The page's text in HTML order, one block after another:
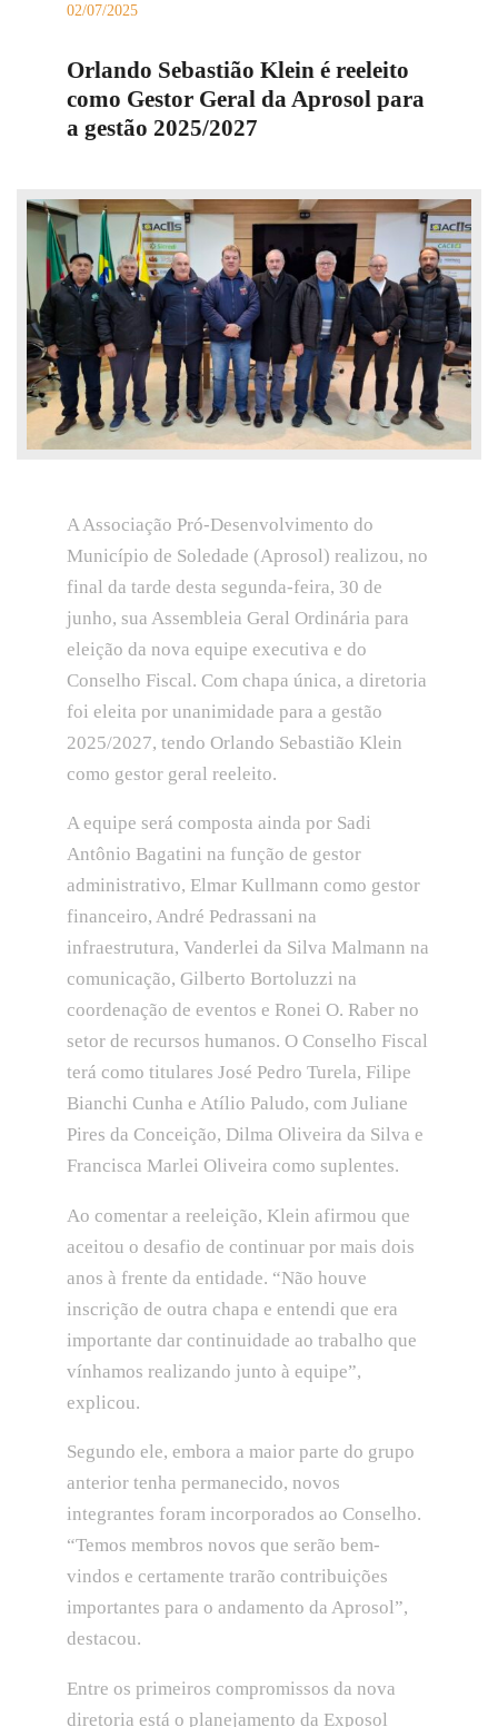
02/07/2025
Orlando Sebastião Klein é reeleito
como Gestor Geral da Aprosol para
a gestão 2025/2027
A Associação Pró-Desenvolvimento do
Município de Soledade (Aprosol) realizou, no
final da tarde desta segunda-feira, 30 de
junho, sua Assembleia Geral Ordinária para
eleição da nova equipe executiva e do
Conselho Fiscal. Com chapa única, a diretoria
foi eleita por unanimidade para a gestão
2025/2027, tendo Orlando Sebastião Klein
como gestor geral reeleito.
A equipe será composta ainda por Sadi
Antônio Bagatini na função de gestor
administrativo, Elmar Kullmann como gestor
financeiro, André Pedrassani na
infraestrutura, Vanderlei da Silva Malmann na
comunicação, Gilberto Bortoluzzi na
coordenação de eventos e Ronei O. Raber no
setor de recursos humanos. O Conselho Fiscal
terá como titulares José Pedro Turela, Filipe
Bianchi Cunha e Atílio Paludo, com Juliane
Pires da Conceição, Dilma Oliveira da Silva e
Francisca Marlei Oliveira como suplentes.
Ao comentar a reeleição, Klein afirmou que
aceitou o desafio de continuar por mais dois
anos à frente da entidade. “Não houve
inscrição de outra chapa e entendi que era
importante dar continuidade ao trabalho que
vínhamos realizando junto à equipe”,
explicou.
Segundo ele, embora a maior parte do grupo
anterior tenha permanecido, novos
integrantes foram incorporados ao Conselho.
“Temos membros novos que serão bem-
vindos e certamente trarão contribuições
importantes para o andamento da Aprosol”,
destacou.
Entre os primeiros compromissos da nova
diretoria está o planejamento da Exposol